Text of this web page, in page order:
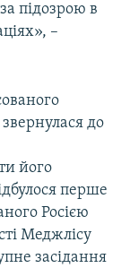
підозрою в
–
до
його
перше
Росією
Меджлісу
засідання